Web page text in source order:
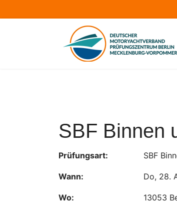
SBF Binnen
Prüfungsart: SBF
Wann: Do, 28.
Wo: 13053